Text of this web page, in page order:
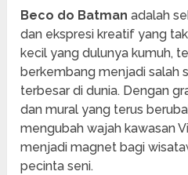
Beco do Batman adalah
dan ekspresi kreatif yang
kecil yang dulunya kumuh,
berkembang menjadi salah
terbesar di dunia. Dengan
dan mural yang terus
mengubah wajah kawasan
menjadi magnet bagi
pecinta seni.